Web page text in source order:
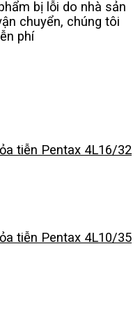
bị lỗi do nhà sản
chuyển, chúng tôi
phí
tiễn Pentax 4L16/32
tiễn Pentax 4L10/35